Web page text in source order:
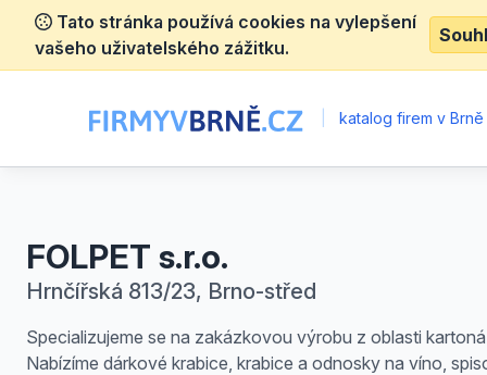
Tato stránka používá cookies na vylepšení
vašeho uživatelského zážitku.
katalog firem v Brně
FOLPET s.r.o.
Hrnčířská 813/23, Brno-střed
Specializujeme se na zakázkovou výrobu z oblasti
Nabízíme dárkové krabice, krabice a odnosky na víno,